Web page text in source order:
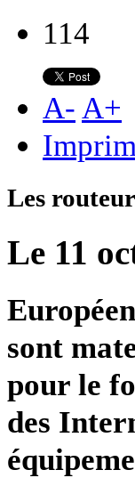
114
A- A+
Les
Le 11
sont
pour le
des